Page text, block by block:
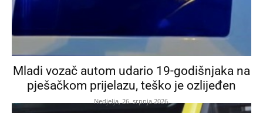
Mladi vozač autom udario 19-godišnjaka na
pješačkom prijelazu, teško je ozlijeđen
Nedjelja, 26. srpnja 2026.